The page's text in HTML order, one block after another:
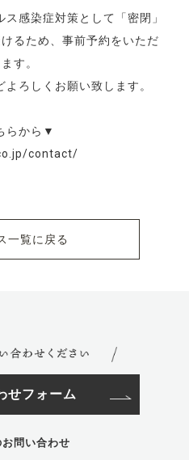
感染症対策として「密閉」
るため、事前予約をいただ
す。
ろしくお願い致します。
らから▼
contact/
一覧に戻る
せフォーム
問い合わせ